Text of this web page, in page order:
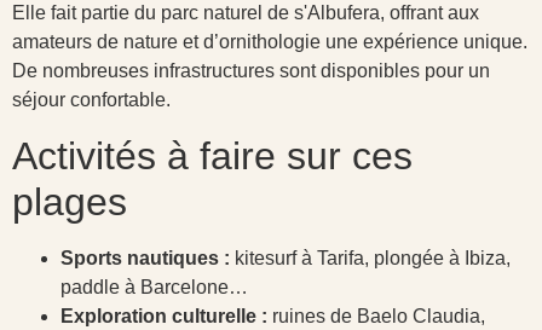
Elle fait partie du parc naturel de s'Albufera, offrant aux
amateurs de nature et d’ornithologie une expérience unique.
De nombreuses infrastructures sont disponibles pour un
séjour confortable.
Activités à faire sur ces
plages
Sports nautiques : kitesurf à Tarifa, plongée à Ibiza,
paddle à Barcelone…
Exploration culturelle : ruines de Baelo Claudia,